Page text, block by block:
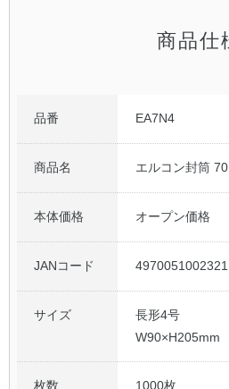
商品仕
品番 EA7N4
商品名 エルコン封筒
本体価格 オープン価格
JANコード 4970051002321
サイズ
長形4号
W90×H205mm
枚数 1000枚